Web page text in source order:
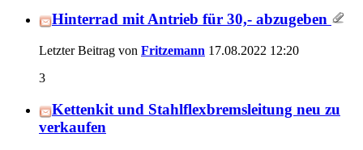
Hinterrad mit Antrieb für 30,- abzugeben
Letzter Beitrag von Fritzemann 17.08.2022 12:20
3
Kettenkit und Stahlflexbremsleitung neu zu
verkaufen